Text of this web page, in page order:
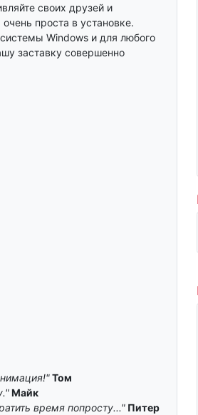
своих друзей и
проста в установке.
Windows и для любого
заставку совершенно
Том
Майк
время попросту..."Питер